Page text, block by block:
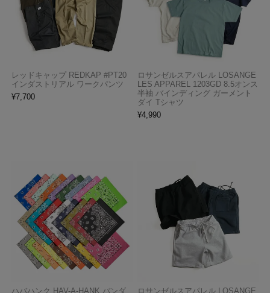
レッドキャップ REDKAP #PT20
インダストリアル ワークパンツ
¥7,700
ロサンゼルスアパレル LOSANGE
LES APPAREL 1203GD 8.5オンス
半袖 バインディング ガーメント
ダイ Tシャツ
¥4,990
ハバハンク HAV-A-HANK バンダ
ロサンゼルスアパレル LOSANGE